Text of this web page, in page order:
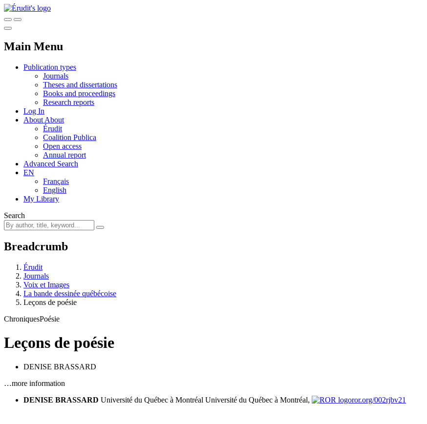
Main Menu
Publication types
Journals
Theses and dissertations
Books and proceedings
Research reports
Log In
About About
Érudit
Coalition Publica
Open access
Annual report
Advanced Search
EN
Français
English
My Library
Search
Breadcrumb
Érudit
Journals
Voix et Images
La bande dessinée québécoise
Leçons de poésie
ChroniquesPoésie
Leçons de poésie
DENISE BRASSARD
…more information
DENISE BRASSARD Université du Québec à Montréal Université du Québec à Montréal, ror.org/002rjbv21